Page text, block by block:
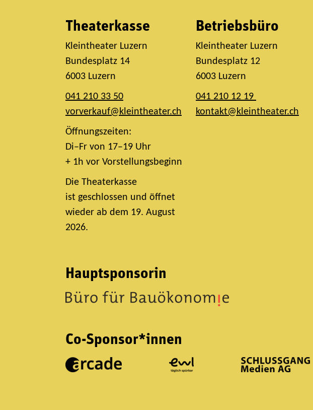
Theaterkasse
Kleintheater Luzern
Bundesplatz 14
6003 Luzern
041 210 33 50
vorverkauf@kleintheater.ch
Öffnungszeiten:
Di–Fr von 17–19 Uhr
+ 1h vor Vorstellungsbeginn
Die Theaterkasse
ist geschlossen und öffnet
wieder ab dem 19. August
2026.
Betriebsbüro
Kleintheater Luzern
Bundesplatz 12
6003 Luzern
041 210 12 19
kontakt@kleintheater.ch
Hauptsponsorin
Co-Sponsor*innen